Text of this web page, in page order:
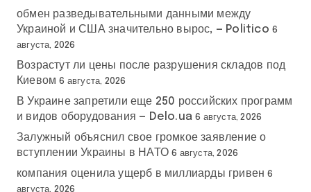
обмен разведывательными данными между
Украиной и США значительно вырос, — Politico 6
августа, 2026
Возрастут ли цены после разрушения складов под
Киевом 6 августа, 2026
В Украине запретили еще 250 российских программ
и видов оборудования — Delo.ua 6 августа, 2026
Залужный объяснил свое громкое заявление о
вступлении Украины в НАТО 6 августа, 2026
компания оценила ущерб в миллиарды гривен 6
августа, 2026